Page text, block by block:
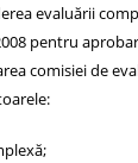
s
c
evaluării
pentru
comisiei de